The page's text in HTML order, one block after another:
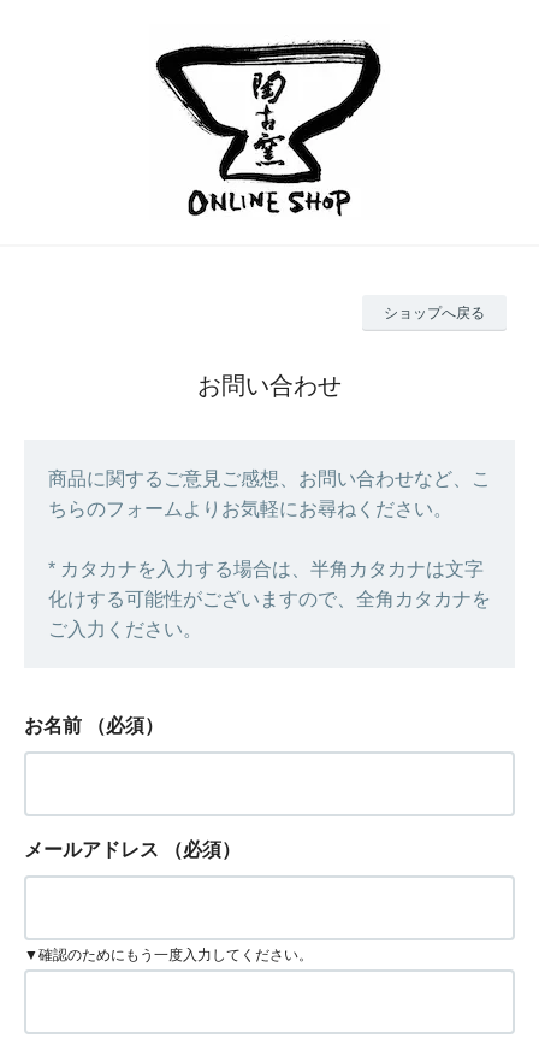
ショップへ戻る
お問い合わせ
商品に関するご意見ご感想、お問い合わせなど、こ
ちらのフォームよりお気軽にお尋ねください。
* カタカナを入力する場合は、半角カタカナは文字
化けする可能性がございますので、全角カタカナを
ご入力ください。
お名前 （必須）
メールアドレス （必須）
▼確認のためにもう一度入力してください。